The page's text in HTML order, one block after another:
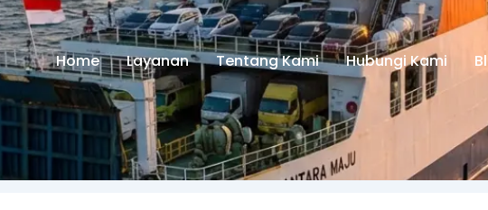
Home Layanan Tentang Kami Hubungi Kami